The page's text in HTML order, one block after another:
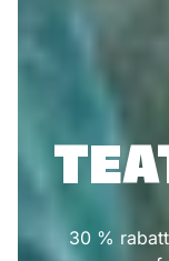
30 %